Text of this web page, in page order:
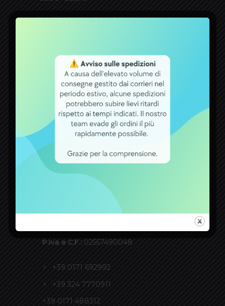
Dal 1971 la ditta ACCUMULATORI
premia tutti coloro che con fiducia si
rivolgono a noi per qualsiasi esigenza
attinente a batterie, carica batterie,
alimentatori ed accumulatori.
CONTATTI
ACCUMULATORI GIDI S.r.l.
Via Savona 81L - 12100 Cuneo -
P.Iva e C.F.: 02557490048
+39 0171 692992
+39 324 7770911
+39 0171 488312